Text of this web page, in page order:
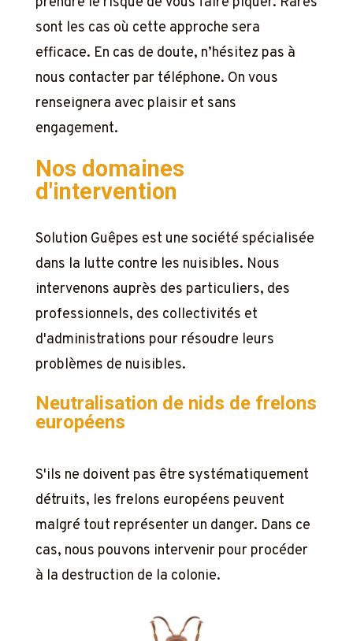
sont les cas où cette approche sera
efficace. En cas de doute, n’hésitez pas à
nous contacter par téléphone. On vous
renseignera avec plaisir et sans
engagement.
Nos domaines
d'intervention
Solution Guêpes est une société spécialisée
dans la lutte contre les nuisibles. Nous
intervenons auprès des particuliers, des
professionnels, des collectivités et
d'administrations pour résoudre leurs
problèmes de nuisibles.
Neutralisation de nids de frelons
européens
S'ils ne doivent pas être systématiquement
détruits, les frelons européens peuvent
malgré tout représenter un danger. Dans ce
cas, nous pouvons intervenir pour procéder
à la destruction de la colonie.